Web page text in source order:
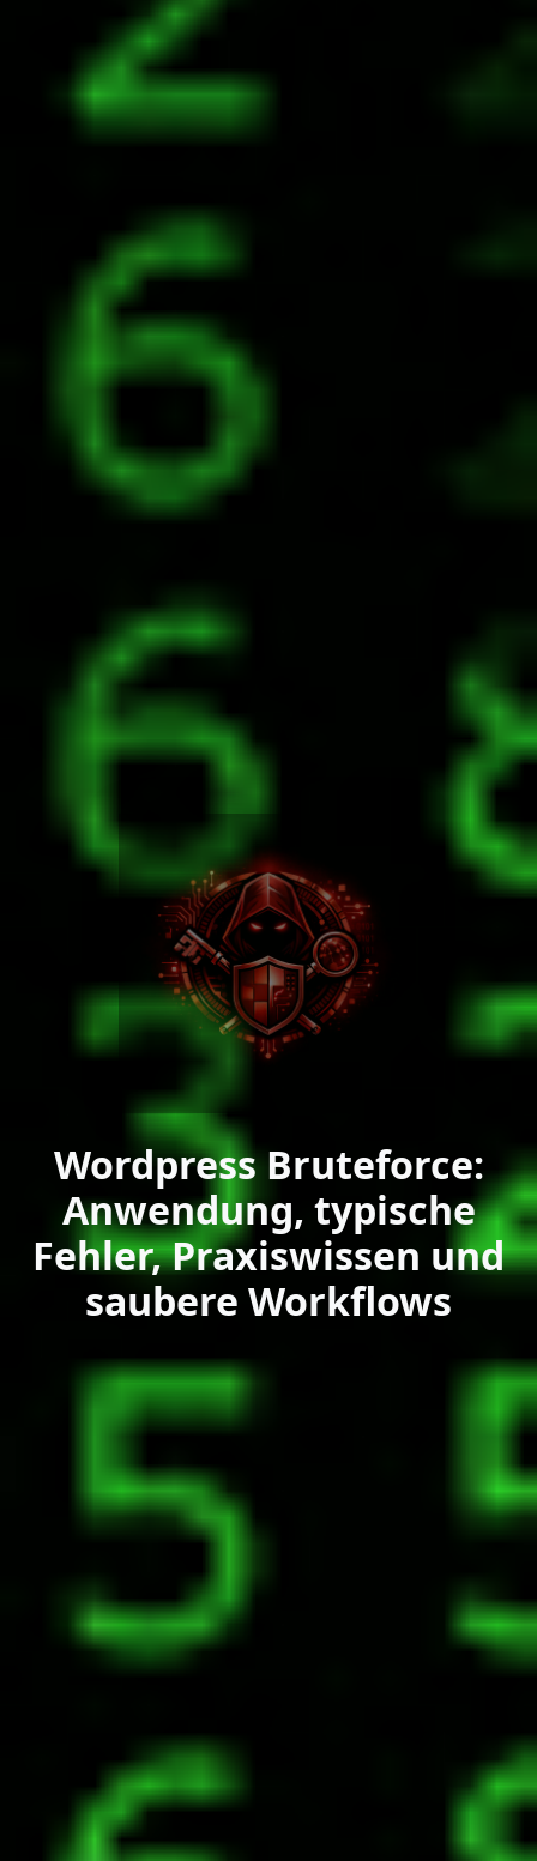
Wordpress Bruteforce:
Anwendung, typische
Fehler, Praxiswissen und
saubere Workflows